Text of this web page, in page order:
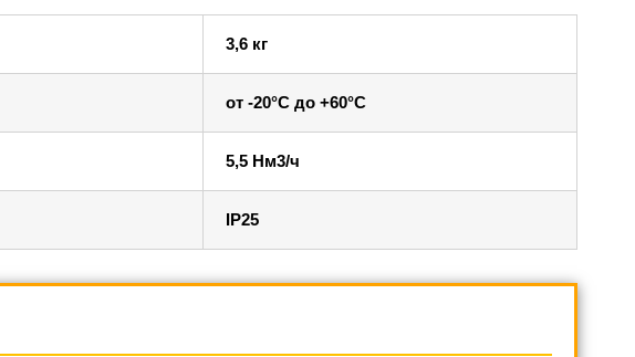
3,6 кг
от -20°C до +60°C
5,5 Нм3/ч
IP25